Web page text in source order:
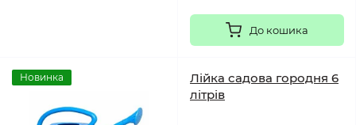
До кошика
Новинка
Лійка садова городня 6
літрів